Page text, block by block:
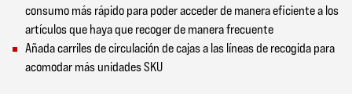
consumo más rápido para poder acceder de manera eficiente a los
artículos que haya que recoger de manera frecuente
Añada carriles de circulación de cajas a las líneas de recogida para
acomodar más unidades SKU